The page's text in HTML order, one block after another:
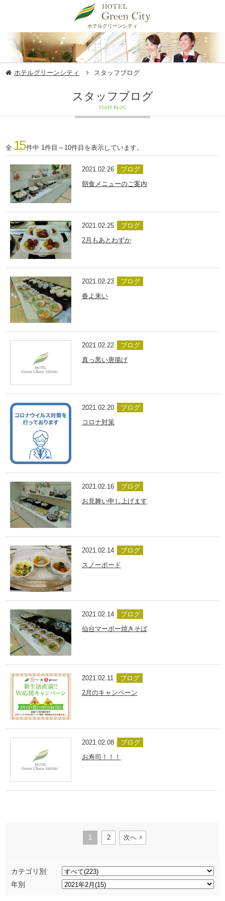
ホテルグリーンシティ
ホテルグリーンシティ スタッフブログ
スタッフブログ
STAFF BLOG
全 15件中 1件目～10件目を表示しています。
2021.02.26
ブログ
朝食メニューのご案内
2021.02.25
ブログ
2月もあとわずか
2021.02.23
ブログ
春よ来い
2021.02.22
ブログ
真っ黒い唐揚げ
2021.02.20
ブログ
コロナ対策
2021.02.16
ブログ
お見舞い申し上げます
2021.02.14
ブログ
スノーボード
2021.02.14
ブログ
仙台マーボー焼きそば
2021.02.11
ブログ
2月のキャンペーン
2021.02.08
ブログ
お寿司！！！
1 2 次へ
カテゴリ別
年別